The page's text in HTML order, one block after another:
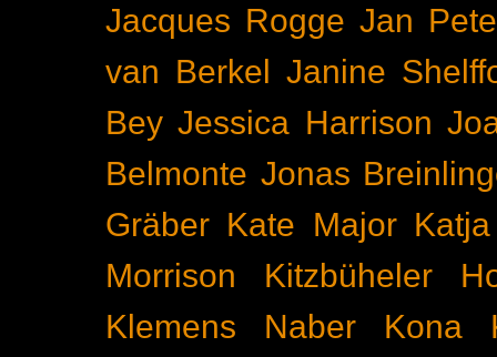
Jacques Rogge Jan
van Berkel Janine
Bey Jessica Harrison
Belmonte Jonas
Gräber Kate Major
Morrison
Kitzbüheler
Klemens Naber
Kona